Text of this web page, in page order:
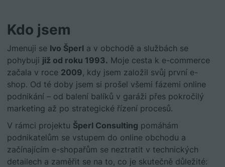
Kdo jsem
Jmenuji se Ivo Šperl a v obchodě a službách se
pohybuji již od roku 1993. Moje cesta k e-commerce
začala v roce 2009, kdy jsem založil svůj první e-
shop. Od té doby jsem si prošel všemi fázemi online
podnikání – od balení balíků v garáži přes pokročilý
marketing až po strategické řízení procesů.
V rámci projektu Šperl Consulting pomáhám
podnikatelům se vstupem do online obchodu a
začínajícím e-shopařům se neztratit v technických
detailech a zaměřit se na to, co je skutečně důležité: